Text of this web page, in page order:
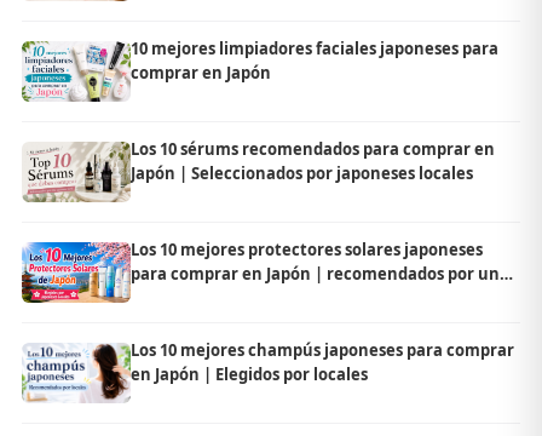
10 mejores limpiadores faciales japoneses para
comprar en Japón
Los 10 sérums recomendados para comprar en
Japón | Seleccionados por japoneses locales
Los 10 mejores protectores solares japoneses
para comprar en Japón | recomendados por un
Los 10 mejores champús japoneses para comprar
en Japón | Elegidos por locales